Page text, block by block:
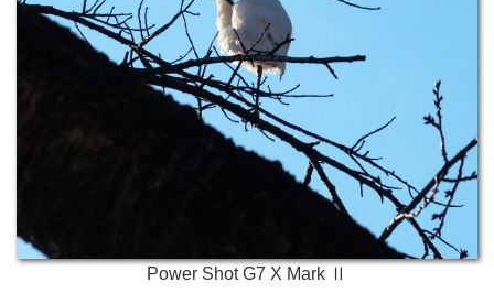
Power Shot G7 X Mark Ⅱ